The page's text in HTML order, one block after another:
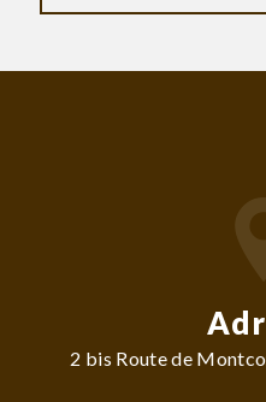
2 bis Route de